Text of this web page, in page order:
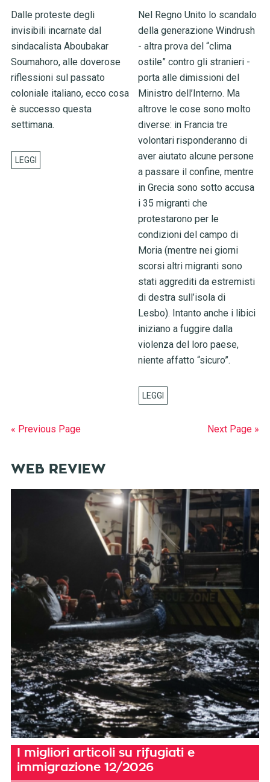
Dalle proteste degli
invisibili incarnate dal
sindacalista Aboubakar
Soumahoro, alle doverose
riflessioni sul passato
coloniale italiano, ecco cosa
è successo questa
settimana.
Nel Regno Unito lo scandalo
della generazione Windrush
- altra prova del “clima
ostile” contro gli stranieri -
porta alle dimissioni del
Ministro dell’Interno. Ma
altrove le cose sono molto
diverse: in Francia tre
volontari risponderanno di
aver aiutato alcune persone
a passare il confine, mentre
in Grecia sono sotto accusa
i 35 migranti che
protestarono per le
condizioni del campo di
Moria (mentre nei giorni
scorsi altri migranti sono
stati aggrediti da estremisti
di destra sull’isola di
Lesbo). Intanto anche i libici
iniziano a fuggire dalla
violenza del loro paese,
niente affatto “sicuro”.
« Previous Page Next Page »
WEB REVIEW
I migliori articoli su rifugiati e
immigrazione 12/2026